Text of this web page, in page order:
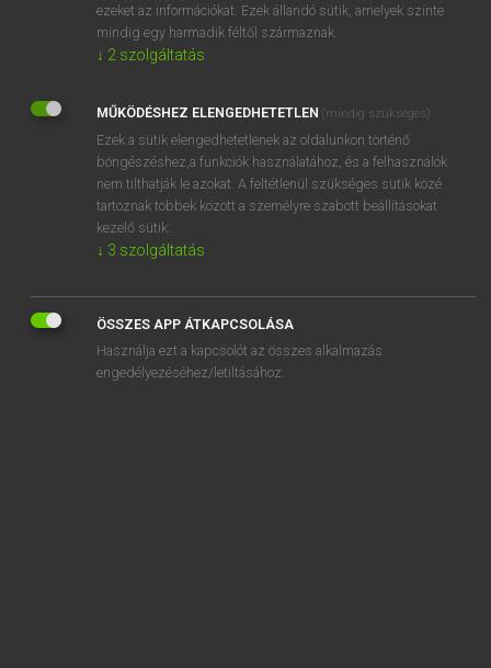
Aden
adenoiditis
SZOTAR.NET APPLIKÁCIÓ
MICROSOFT OFFICE BŐVÍTMÉNY
BEÉPÜLŐ SZÓTÁRMODUL
ezeket az információkat. Ezek állandó sütik, amelyek szinte
mindig egy harmadik féltől származnak.
↓ 2 szolgáltatás
MŰKÖDÉSHEZ ELENGEDHETETLEN (mindig szükséges)
Ezek a sütik elengedhetetlenek az oldalunkon történő
böngészéshez,a funkciók használatához, és a felhasználók
nem tilthatják le azokat. A feltétlenül szükséges sütik közé
tartoznak többek között a személyre szabott beállításokat
kezelő sütik.
↓ 3 szolgáltatás
ÖSSZES APP ÁTKAPCSOLÁSA
Használja ezt a kapcsolót az összes alkalmazás
engedélyezéséhez/letiltásához.